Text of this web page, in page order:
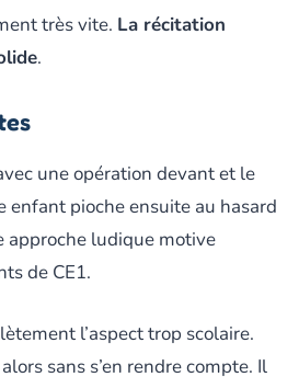
très vite. La récitation
.
une opération devant et le
enfant pioche ensuite au hasard
approche ludique motive
de CE1.
l’aspect trop scolaire.
sans s’en rendre compte. Il